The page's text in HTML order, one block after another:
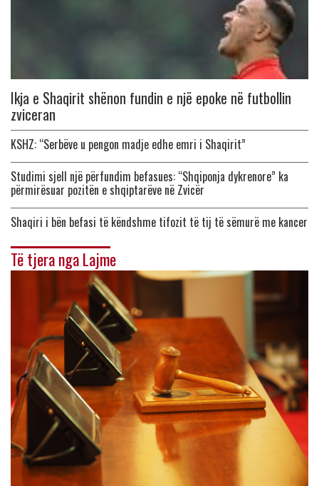
Ikja e Shaqirit shënon fundin e një epoke në futbollin
zviceran
KSHZ: “Serbëve u pengon madje edhe emri i Shaqirit”
Studimi sjell një përfundim befasues: “Shqiponja dykrenore” ka
përmirësuar pozitën e shqiptarëve në Zvicër
Shaqiri i bën befasi të këndshme tifozit të tij të sëmurë me kancer
Të tjera nga Lajme